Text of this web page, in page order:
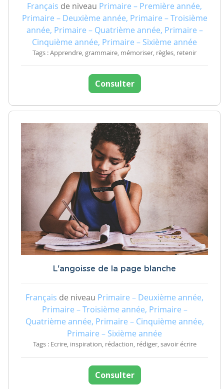
Français de niveau Primaire – Première année,
Primaire – Deuxième année, Primaire – Troisième
année, Primaire – Quatrième année, Primaire –
Cinquième année, Primaire – Sixième année
Tags : Apprendre, grammaire, mémoriser, règles, retenir
Consulter
L'angoisse de la page blanche
Français de niveau Primaire – Deuxième année,
Primaire – Troisième année, Primaire –
Quatrième année, Primaire – Cinquième année,
Primaire – Sixième année
Tags : Ecrire, inspiration, rédaction, rédiger, savoir écrire
Consulter